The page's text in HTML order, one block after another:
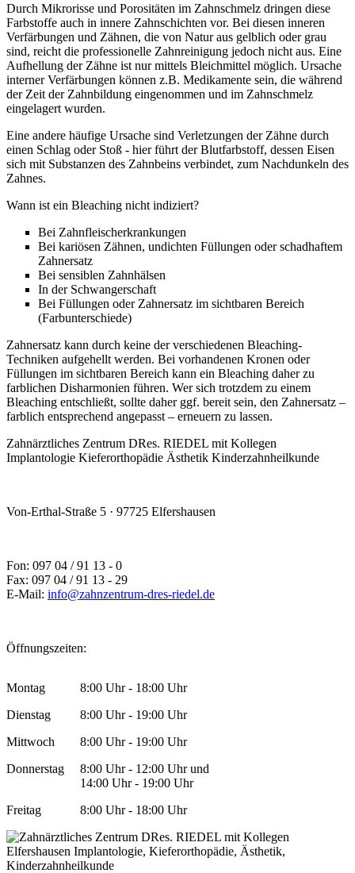
Durch Mikrorisse und Porositäten im Zahnschmelz dringen diese
Farbstoffe auch in innere Zahnschichten vor. Bei diesen inneren
Verfärbungen und Zähnen, die von Natur aus gelblich oder grau
sind, reicht die professionelle Zahnreinigung jedoch nicht aus. Eine
Aufhellung der Zähne ist nur mittels Bleichmittel möglich. Ursache
interner Verfärbungen können z.B. Medikamente sein, die während
der Zeit der Zahnbildung eingenommen und im Zahnschmelz
eingelagert wurden.
Eine andere häufige Ursache sind Verletzungen der Zähne durch
einen Schlag oder Stoß - hier führt der Blutfarbstoff, dessen Eisen
sich mit Substanzen des Zahnbeins verbindet, zum Nachdunkeln des
Zahnes.
Wann ist ein Bleaching nicht indiziert?
Bei Zahnfleischerkrankungen
Bei kariösen Zähnen, undichten Füllungen oder schadhaftem
Zahnersatz
Bei sensiblen Zahnhälsen
In der Schwangerschaft
Bei Füllungen oder Zahnersatz im sichtbaren Bereich
(Farbunterschiede)
Zahnersatz kann durch keine der verschiedenen Bleaching-
Techniken aufgehellt werden. Bei vorhandenen Kronen oder
Füllungen im sichtbaren Bereich kann ein Bleaching daher zu
farblichen Disharmonien führen. Wer sich trotzdem zu einem
Bleaching entschließt, sollte daher ggf. bereit sein, den Zahnersatz –
farblich entsprechend angepasst – erneuern zu lassen.
Zahnärztliches Zentrum DRes. RIEDEL mit Kollegen
Implantologie Kieferorthopädie Ästhetik Kinderzahnheilkunde
Von-Erthal-Straße 5 · 97725 Elfershausen
Fon: 097 04 / 91 13 - 0
Fax: 097 04 / 91 13 - 29
E-Mail: info@zahnzentrum-dres-riedel.de
Öffnungszeiten:
Montag
Dienstag
Mittwoch
Donnerstag
Freitag
8:00 Uhr - 18:00 Uhr
8:00 Uhr - 19:00 Uhr
8:00 Uhr - 19:00 Uhr
8:00 Uhr - 12:00 Uhrund
14:00 Uhr - 19:00 Uhr
8:00 Uhr - 18:00 Uhr